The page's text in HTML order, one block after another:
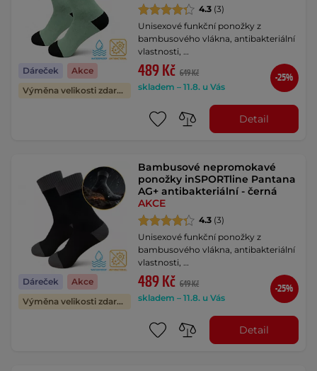
Dáreček
Akce
Výměna velikosti zdarma
4.3 (3)
Unisexové funkční ponožky z
bambusového vlákna, antibakteriální
vlastnosti, …
489 Kč 649 Kč
skladem – 11.8. u Vás
-25%
Detail
Dáreček
Akce
Výměna velikosti zdarma
Bambusové nepromokavé
ponožky inSPORTline Pantana
AG+ antibakteriální - černá
AKCE
4.3 (3)
Unisexové funkční ponožky z
bambusového vlákna, antibakteriální
vlastnosti, …
489 Kč 649 Kč
skladem – 11.8. u Vás
-25%
Detail